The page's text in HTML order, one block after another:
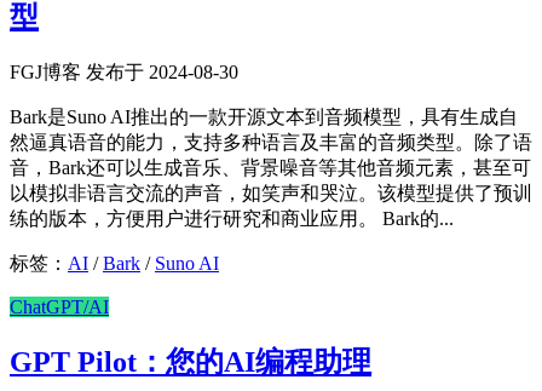
型
FGJ博客 发布于 2024-08-30
Bark是Suno AI推出的一款开源文本到音频模型，具有生成自
然逼真语音的能力，支持多种语言及丰富的音频类型。除了语
音，Bark还可以生成音乐、背景噪音等其他音频元素，甚至可
以模拟非语言交流的声音，如笑声和哭泣。该模型提供了预训
练的版本，方便用户进行研究和商业应用。 Bark的...
标签： AI /Bark / Suno AI
ChatGPT/AI
GPT Pilot：您的AI编程助理